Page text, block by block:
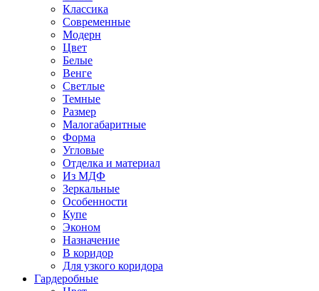
Классика
Современные
Модерн
Цвет
Белые
Венге
Светлые
Темные
Размер
Малогабаритные
Форма
Угловые
Отделка и материал
Из МДФ
Зеркальные
Особенности
Купе
Эконом
Назначение
В коридор
Для узкого коридора
Гардеробные